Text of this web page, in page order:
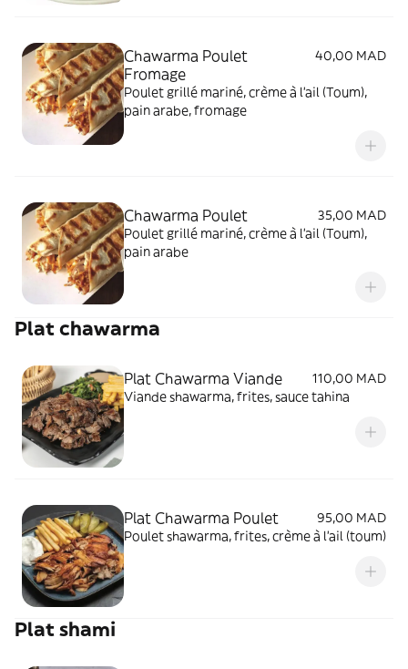
Chawarma Poulet
Fromage
40,00 MAD
Poulet grillé mariné, crème à l'ail (Toum),
pain arabe, fromage
Chawarma Poulet
35,00 MAD
Poulet grillé mariné, crème à l'ail (Toum),
pain arabe
Plat chawarma
Plat Chawarma Viande
110,00 MAD
Viande shawarma, frites, sauce tahina
Plat Chawarma Poulet
95,00 MAD
Poulet shawarma, frites, crème à l'ail (toum)
Plat shami